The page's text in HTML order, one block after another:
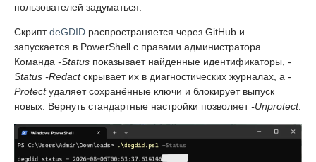
пользователей задуматься.
СкриптdeGDID распространяется через GitHub и
запускается в PowerShell с правами администратора.
Команда -Status показывает найденные идентификаторы, -
Status -Redactскрывает их в диагностических журналах, а -
Protectудаляет сохранённые ключи и блокирует выпуск
новых. Вернуть стандартные настройки позволяет-Unprotect.